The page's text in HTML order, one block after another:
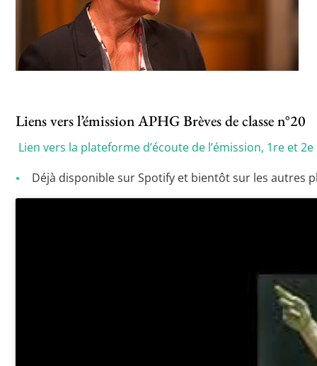
Liens vers l’émission APHG Brèves de classe n°20
Lien vers la plateforme d’écoute de l’émission, 1re et
Déjà disponible sur Spotify et bientôt sur les autres